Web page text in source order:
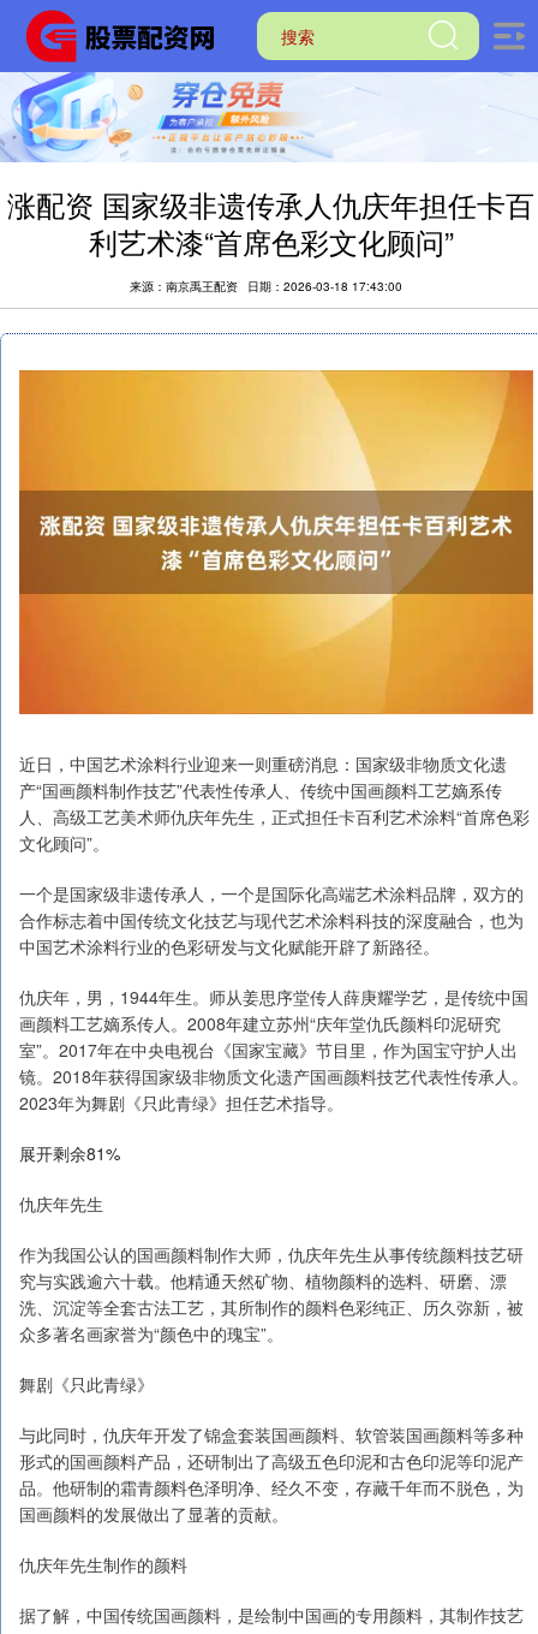
涨配资 国家级非遗传承人仇庆年担任卡百
利艺术漆“首席色彩文化顾问”
来源：南京禹王配资 日期：2026-03-18 17:43:00
近日，中国艺术涂料行业迎来一则重磅消息：国家级非物质文化遗
产“国画颜料制作技艺”代表性传承人、传统中国画颜料工艺嫡系传
人、高级工艺美术师仇庆年先生，正式担任卡百利艺术涂料“首席色彩
文化顾问”。
一个是国家级非遗传承人，一个是国际化高端艺术涂料品牌，双方的
合作标志着中国传统文化技艺与现代艺术涂料科技的深度融合，也为
中国艺术涂料行业的色彩研发与文化赋能开辟了新路径。
仇庆年，男，1944年生。师从姜思序堂传人薛庚耀学艺，是传统中国
画颜料工艺嫡系传人。2008年建立苏州“庆年堂仇氏颜料印泥研究
室”。2017年在中央电视台《国家宝藏》节目里，作为国宝守护人出
镜。2018年获得国家级非物质文化遗产国画颜料技艺代表性传承人。
2023年为舞剧《只此青绿》担任艺术指导。
展开剩余81%
仇庆年先生
作为我国公认的国画颜料制作大师，仇庆年先生从事传统颜料技艺研
究与实践逾六十载。他精通天然矿物、植物颜料的选料、研磨、漂
洗、沉淀等全套古法工艺，其所制作的颜料色彩纯正、历久弥新，被
众多著名画家誉为“颜色中的瑰宝”。
舞剧《只此青绿》
与此同时，仇庆年开发了锦盒套装国画颜料、软管装国画颜料等多种
形式的国画颜料产品，还研制出了高级五色印泥和古色印泥等印泥产
品。他研制的霜青颜料色泽明净、经久不变，存藏千年而不脱色，为
国画颜料的发展做出了显著的贡献。
仇庆年先生制作的颜料
据了解，中国传统国画颜料，是绘制中国画的专用颜料，其制作技艺